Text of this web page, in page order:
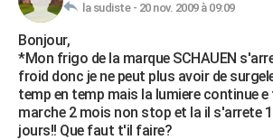
Retraite
Impôts
Epargne
Immobilier
Risques naturels par ville
Banque
Assurance
Crédit
AUTO
Essais
Réserver un essai
Citadines
Berlines
SUV
Forum auto
+HIGH-TECH
Mobiles
Meilleur smartphone
Internet
Ordinateurs
Jeux vidéo
Guide high-tech
+BRICOLAGE
Forum
Aménagement intérieur
Extérieur
Cuisine
Salle de bains
Jardinage
Rangement
WEEK-END
la sudiste - 20 nov. 2009 à 09:09
Bonjour,
*Mon frigo de la marque SCHAUEN
froid donc je ne peut plus avoir de
temp en temp mais la lumiere continue
marche 2 mois non stop et la il s'arrete
jours!! Que faut t'il faire?